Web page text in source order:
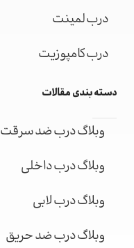
درب لمینت
درب کامپوزیت
دسته بندی مقالات
وبلاگ درب ضد سرقت
وبلاگ درب داخلی
وبلاگ درب لابی
وبلاگ درب ضد حریق